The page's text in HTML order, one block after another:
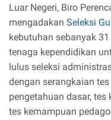
Luar Negeri, Biro
mengadakan Seleksi
kebutuhan sebanyak
tenaga kependidikan
lulus seleksi
dengan serangkaian
pengetahuan dasar,
tes kemampuan